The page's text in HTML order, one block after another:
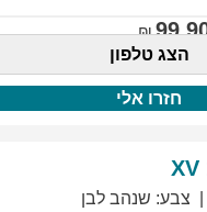
הצג טלפון
חזרו אלי
XV
צבע: שנהב לבן